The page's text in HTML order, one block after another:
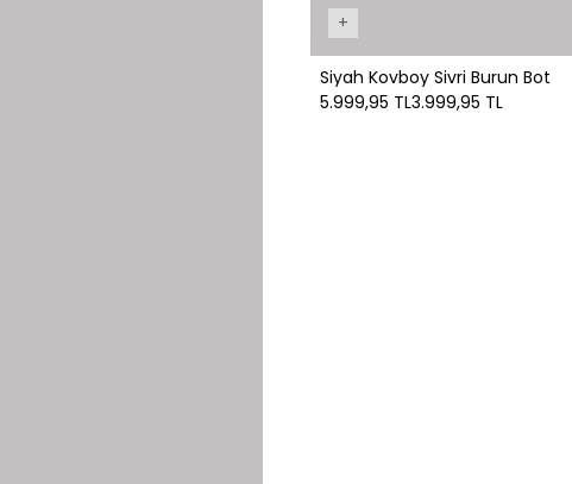
+
Siyah Kovboy Sivri Burun Bot
5.999,95 TL3.999,95 TL